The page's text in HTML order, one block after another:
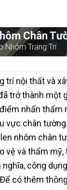
Chân
Nhôm Trang Trí
trí nội thất và
trở thành một
nhấn thẩm
vực chân
nhôm chân
vệ và thẩm mỹ,
công
có thêm